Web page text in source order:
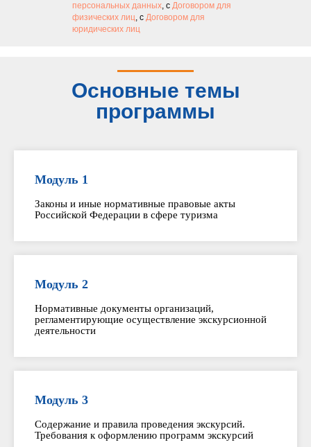
персональных данных, с Договором для
физических лиц, с Договором для
юридических лиц
Основные темы
программы
Модуль 1
Законы и иные нормативные правовые акты
Российской Федерации в сфере туризма
Модуль 2
Нормативные документы организаций,
регламентирующие осуществление экскурсионной
деятельности
Модуль 3
Содержание и правила проведения экскурсий.
Требования к оформлению программ экскурсий